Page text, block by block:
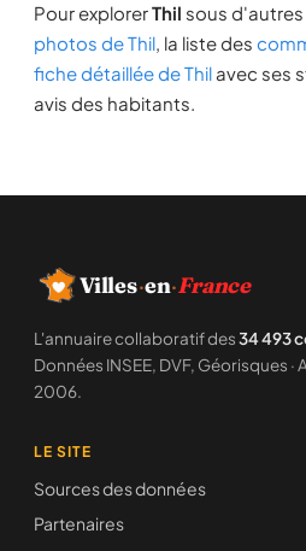
Pour explorerThil sous
photos de Thil, la liste des
fiche détaillée de Thil avec ses
avis des habitants.
Villes·en·France
L'annuaire collaboratif des34 493
Données INSEE, DVF, Géorisques
2006.
LE SITE
Sources des données
Partenaires